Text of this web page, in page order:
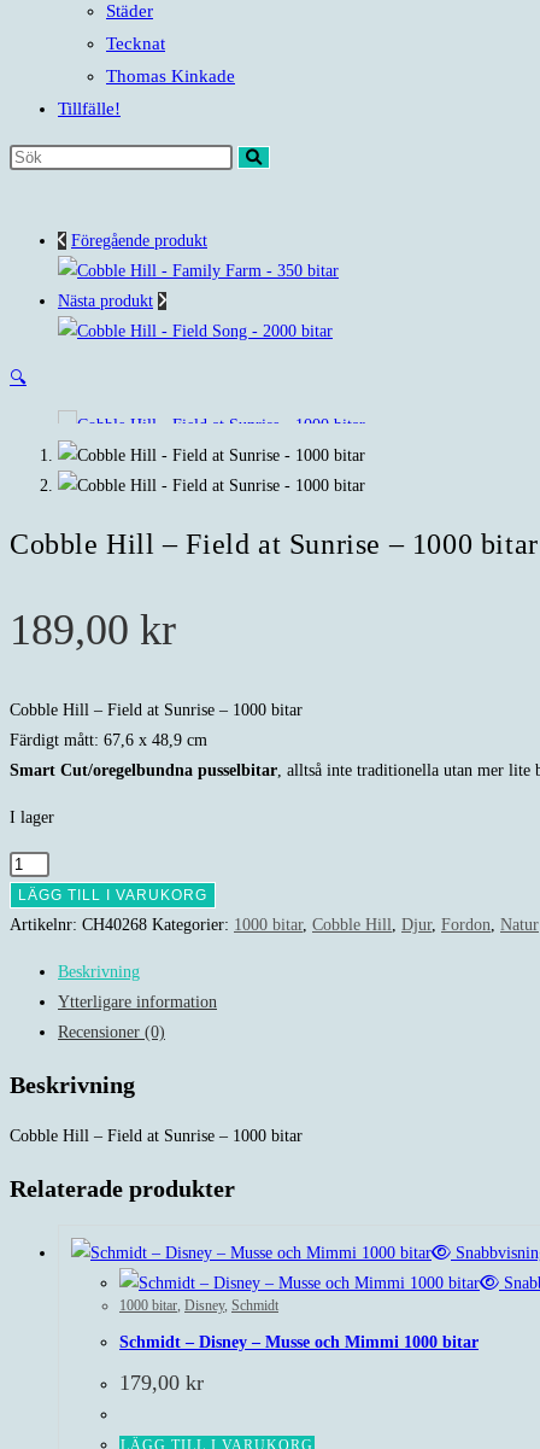
Städer
Tecknat
Thomas Kinkade
Tillfälle!
Sök
webbplatsFöregående produkt
Nästa produkt
🔍
Cobble Hill – Field at Sunrise – 1000 bitar
189,00 kr
Cobble Hill – Field at Sunrise – 1000 bitar
Färdigt mått: 67,6 x 48,9 cm
Smart Cut/oregelbundna pusselbitar , alltså inte traditionella utan mer lite
I lager
Cobble
Hill
-
Sunrise
1000
mängd
LÄGG TILL I VARUKORG
Artikelnr: CH40268 Kategorier: 1000 bitar, Cobble Hill Djur, Fordon Natur
Beskrivning
Ytterligare information
Recensioner (0)
Beskrivning
Cobble Hill – Field at Sunrise – 1000 bitar
Relaterade produkter
1000 bitar, Disney, Schmidt
Schmidt – Disney – Musse och Mimmi 1000 bitar
179,00 kr
LÄGG TILL I VARUKORG